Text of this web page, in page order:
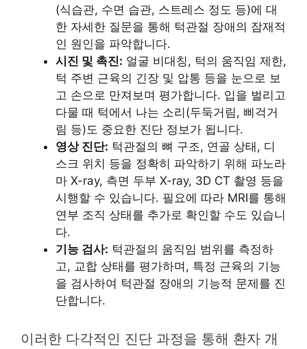
(식습관, 수면 습관, 스트레스 정도 등)에 대
한 자세한 질문을 통해 턱관절 장애의 잠재적
인 원인을 파악합니다.
시진 및 촉진: 얼굴 비대칭, 턱의 움직임 제한,
턱 주변 근육의 긴장 및 압통 등을 눈으로 보
고 손으로 만져보며 평가합니다. 입을 벌리고
다물 때 턱에서 나는 소리(두둑거림, 삐걱거
림 등)도 중요한 진단 정보가 됩니다.
영상 진단: 턱관절의 뼈 구조, 연골 상태, 디
스크 위치 등을 정확히 파악하기 위해 파노라
마 X-ray, 측면 두부 X-ray, 3D CT 촬영 등을
시행할 수 있습니다. 필요에 따라 MRI를 통해
연부 조직 상태를 추가로 확인할 수도 있습니
다.
기능 검사: 턱관절의 움직임 범위를 측정하
고, 교합 상태를 평가하며, 특정 근육의 기능
을 검사하여 턱관절 장애의 기능적 문제를 진
단합니다.
이러한 다각적인 진단 과정을 통해 환자 개